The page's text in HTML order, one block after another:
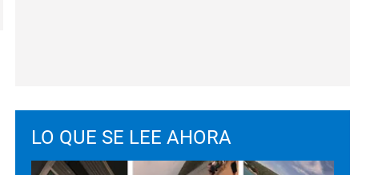
LO QUE SE LEE AHORA